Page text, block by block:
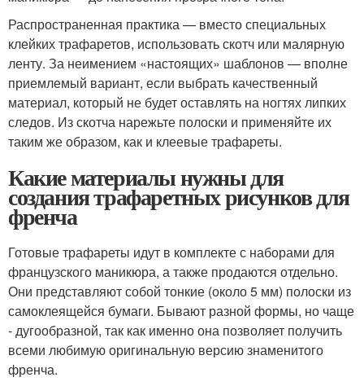
Распространенная практика — вместо специальных
клейких трафаретов, использовать скотч или малярную
ленту. За неимением «настоящих» шаблонов — вполне
приемлемый вариант, если выбрать качественный
материал, который не будет оставлять на ногтях липких
следов. Из скотча нарежьте полоски и применяйте их
таким же образом, как и клеевые трафареты.
Какие материалы нужны для
создания трафаретных рисунков для
френча
Готовые трафареты идут в комплекте с наборами для
французского маникюра, а также продаются отдельно.
Они представляют собой тонкие (около 5 мм) полоски из
самоклеящейся бумаги. Бывают разной формы, но чаще
- дугообразной, так как именно она позволяет получить
всеми любимую оригинальную версию знаменитого
френча.